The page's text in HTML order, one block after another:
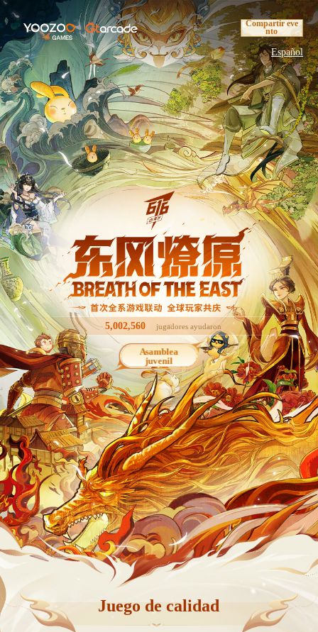
Compartir eve
nto
Español
5,002,560 jugadores ayudaron
Asamblea
juvenil
Juego de calidad